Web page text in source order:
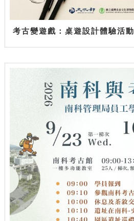
考古變遊戲：桌遊設計體驗活動